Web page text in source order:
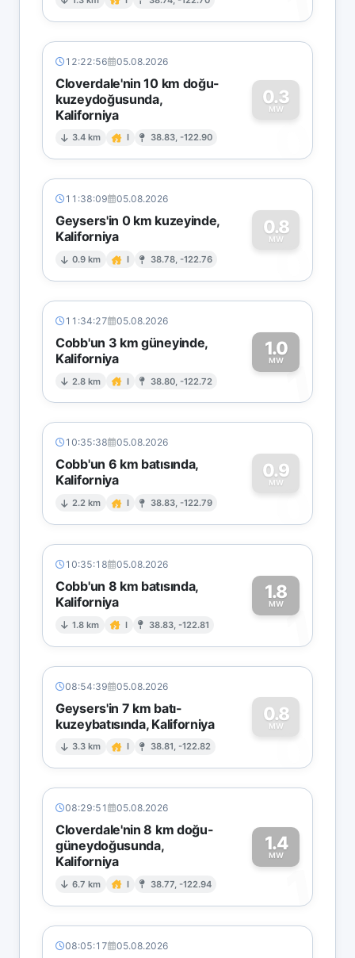
12:22:56 05.08.2026
Cloverdale'nin 10 km doğu-
kuzeydoğusunda,
Kaliforniya
3.4 km I 38.83, -122.90
0.3
MW
0
11:38:09 05.08.2026
Geysers'in 0 km kuzeyinde,
Kaliforniya
0.9 km I 38.78, -122.76
0.8
MW
0
11:34:27 05.08.2026
Cobb'un 3 km güneyinde,
Kaliforniya
2.8 km I 38.80, -122.72
1.0
MW1
10:35:38 05.08.2026
Cobb'un 6 km batısında,
Kaliforniya
2.2 km I 38.83, -122.79
0.9
MW
0
10:35:18 05.08.2026
Cobb'un 8 km batısında,
Kaliforniya
1.8 km I 38.83, -122.81
1.8
MW1
08:54:39 05.08.2026
Geysers'in 7 km batı-
kuzeybatısında, Kaliforniya
3.3 km I 38.81, -122.82
0.8
MW
0
08:29:51 05.08.2026
Cloverdale'nin 8 km doğu-
güneydoğusunda,
Kaliforniya
6.7 km I 38.77, -122.94
1.4
MW
1
08:05:17 05.08.2026